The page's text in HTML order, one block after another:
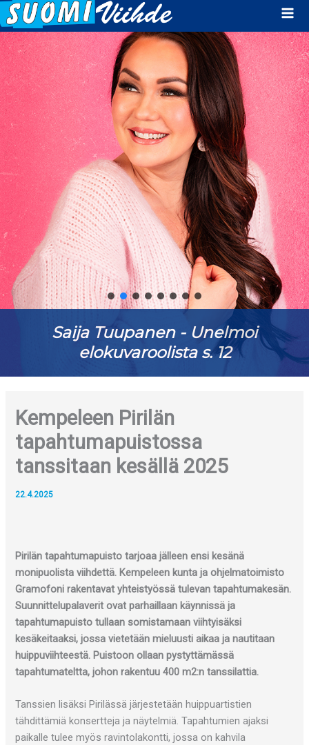
Saija Tuupanen - Unelmoi
elokuvaroolista s. 12
Kempeleen Pirilän
tapahtumapuistossa
tanssitaan kesällä 2025
22.4.2025
Pirilän tapahtumapuisto tarjoaa jälleen ensi kesänä
monipuolista viihdettä. Kempeleen kunta ja ohjelmatoimisto
Gramofoni rakentavat yhteistyössä tulevan tapahtumakesän.
Suunnittelupalaverit ovat parhaillaan käynnissä ja
tapahtumapuisto tullaan somistamaan viihtyisäksi
kesäkeitaaksi, jossa vietetään mieluusti aikaa ja nautitaan
huippuviihteestä. Puistoon ollaan pystyttämässä
tapahtumateltta, johon rakentuu 400 m2:n tanssilattia.
Tanssien lisäksi Pirilässä järjestetään huippuartistien
tähdittämiä konsertteja ja näytelmiä. Tapahtumien ajaksi
paikalle tulee myös ravintolakontti, jossa on kahvila